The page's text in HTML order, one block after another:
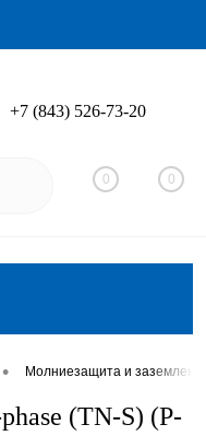
Вход
+7 (843) 526-73-20
0 0
• Молниезащита и
(TN-S) (P-